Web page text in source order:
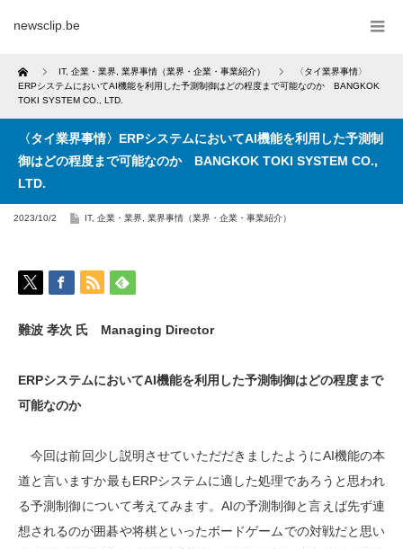
newsclip.be
Home IT, 企業・業界 業界事情（業界・企業・事業紹介）
〈タイ業界事情〉
ERPシステムにおいてAI機能を利用した予測制御はどの程度まで可能なのか BANGKOK
TOKI SYSTEM CO., LTD.
〈タイ業界事情〉ERPシステムにおいてAI機能を利用した予測制
御はどの程度まで可能なのか BANGKOK TOKI SYSTEM CO.,
LTD.
2023/10/2 IT, 企業・業界 業界事情（業界・企業・事業紹介）
難波 孝次 氏 Managing Director
ERPシステムにおいてAI機能を利用した予測制御はどの程度まで
可能なのか
今回は前回少し説明させていただだきましたようにAI機能の本
道と言いますか最もERPシステムに適した処理であろうと思われ
る予測制御について考えてみます。AIの予測制御と言えば先ず連
想されるのが囲碁や将棋といったボードゲームでの対戦だと思い